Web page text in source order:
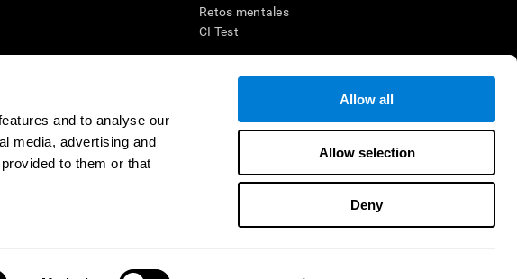
and to analyse our
media, advertising and
to them or that
Allow all
Allow selection
Deny
Retos mentales
CI Test
pertinente para diseñar una intervención terapéutica apropiada. En un entorno
para determinar si un individuo debe ser dirigido a una posterior evaluación
tipo. Un diagnóstico de TDAH, dislexia, demencia o enfermedad similar sólo
indicado, CogniFit no indica que esta herramienta sea o deba ser considerada como
relacionado con la cognición. Si se utiliza para fines de investigación, todo
y será una obligación por parte del investigador. Todas estas protecciones para el
en la Sección 45 CFR 46 del Código de Regulaciones Federales.
Contacto
Ayuda